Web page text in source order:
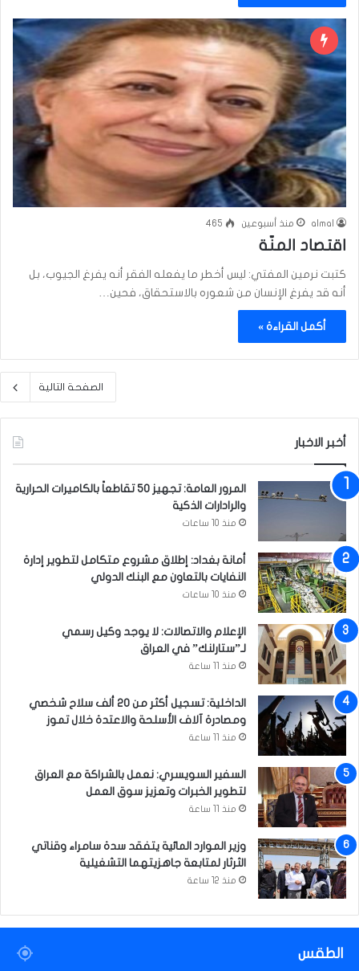
almal منذ أسبوعين 465
اقتصاد المنّة
كتبت نرمين المفتي: ليس أخطر ما يفعله الفقر أنه يفرغ الجيوب، بل
أنه قد يفرغ الإنسان من شعوره بالاستحقاق، فحين…
أكمل القراءة »
الصفحة التالية
أخبر الاخبار
المرور العامة: تجهيز 50 تقاطعاً بالكاميرات الحرارية
والرادارات الذكية
منذ 10 ساعات
أمانة بغداد: إطلاق مشروع متكامل لتطوير إدارة
النفايات بالتعاون مع البنك الدولي
منذ 10 ساعات
الإعلام والاتصالات: لا يوجد وكيل رسمي
لـ”ستارلنك” في العراق
منذ 11 ساعة
الداخلية: تسجيل أكثر من 20 ألف سلاح شخصي
ومصادرة آلاف الأسلحة والاعتدة خلال تموز
منذ 11 ساعة
السفير السويسري: نعمل بالشراكة مع العراق
لتطوير الخبرات وتعزيز سوق العمل
منذ 11 ساعة
وزير الموارد المائية يتفقد سدة سامراء وقناتي
الثرثار لمتابعة جاهزيتهما التشغيلية
منذ 12 ساعة
الطقس